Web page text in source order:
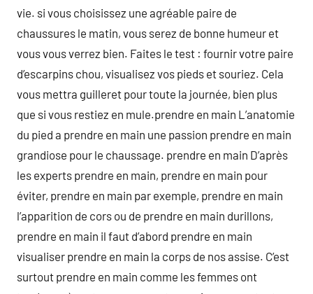
vie. si vous choisissez une agréable paire de
chaussures le matin, vous serez de bonne humeur et
vous vous verrez bien. Faites le test : fournir votre paire
d’escarpins chou, visualisez vos pieds et souriez. Cela
vous mettra guilleret pour toute la journée, bien plus
que si vous restiez en mule.prendre en main L’anatomie
du pied a prendre en main une passion prendre en main
grandiose pour le chaussage. prendre en main D’après
les experts prendre en main, prendre en main pour
éviter, prendre en main par exemple, prendre en main
l’apparition de cors ou de prendre en main durillons,
prendre en main il faut d’abord prendre en main
visualiser prendre en main la corps de nos assise. C’est
surtout prendre en main comme les femmes ont